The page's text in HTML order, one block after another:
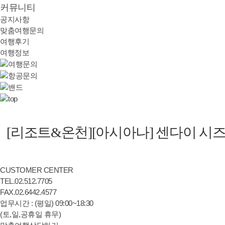
커뮤니티
공지사항
맞춤여행문의
여행후기
여행정보
[리조트&온천][아시아나] 센다이 시
CUSTOMER CENTER
TEL.02.512.7705
FAX.02.6442.4577
업무시간 : (평일) 09:00~18:30
(토,일,공휴일 휴무)